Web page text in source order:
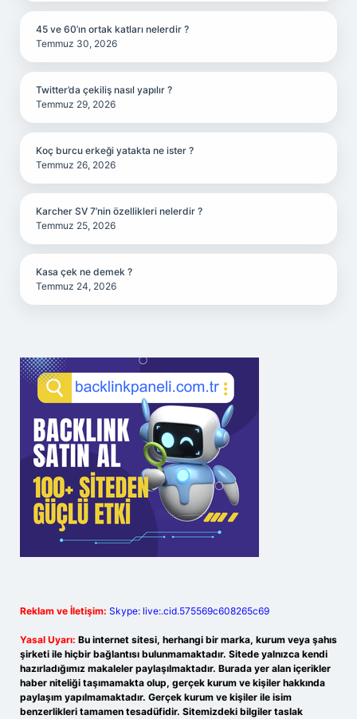
45 ve 60’ın ortak katları nelerdir ?
Temmuz 30, 2026
Twitter’da çekiliş nasıl yapılır ?
Temmuz 29, 2026
Koç burcu erkeği yatakta ne ister ?
Temmuz 26, 2026
Karcher SV 7’nin özellikleri nelerdir ?
Temmuz 25, 2026
Kasa çek ne demek ?
Temmuz 24, 2026
Reklam ve İletişim: Skype: live:.cid.575569c608265c69
Yasal Uyarı: Bu internet sitesi, herhangi bir marka, kurum veya şahıs
şirketi ile hiçbir bağlantısı bulunmamaktadır. Sitede yalnızca kendi
hazırladığımız makaleler paylaşılmaktadır. Burada yer alan içerikler
haber niteliği taşımamakta olup, gerçek kurum ve kişiler hakkında
paylaşım yapılmamaktadır. Gerçek kurum ve kişiler ile isim
benzerlikleri tamamen tesadüfidir. Sitemizdeki bilgiler taslak